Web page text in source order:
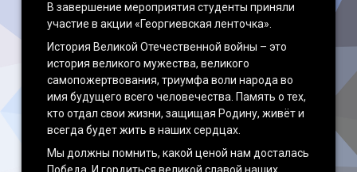
В завершение мероприятия студенты приняли
участие в акции «Георгиевская ленточка».
История Великой Отечественной войны – это
история великого мужества, великого
самопожертвования, триумфа воли народа во
имя будущего всего человечества. Память о тех,
кто отдал свои жизни, защищая Родину, живёт и
всегда будет жить в наших сердцах.
Мы должны помнить, какой ценой нам досталась